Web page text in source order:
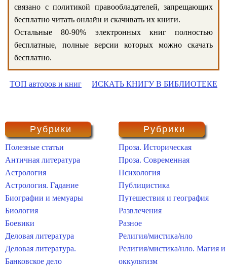
связано с политикой правообладателей, запрещающих
бесплатно читать онлайн и скачивать их книги.
Остальные 80-90% электронных книг полностью
бесплатные, полные версии которых можно скачать
бесплатно.
ТОП авторов и книг ИСКАТЬ КНИГУ В БИБЛИОТЕКЕ
Рубрики
Полезные статьи
Античная литература
Астрология
Астрология. Гадание
Биографии и мемуары
Биология
Боевики
Деловая литература
Деловая литература.
Банковское дело
Рубрики
Проза. Историческая
Проза. Современная
Психология
Публицистика
Путешествия и география
Развлечения
Разное
Религия/мистика/нло
Религия/мистика/нло. Магия и
оккультизм